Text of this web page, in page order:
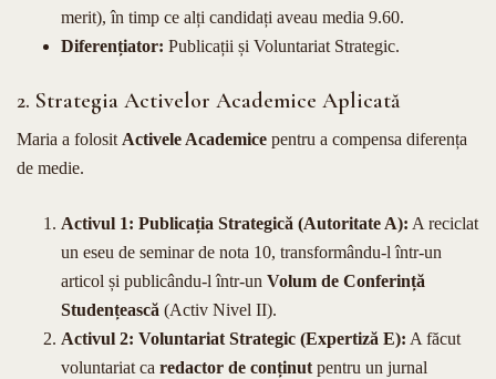
merit), în timp ce alți candidați aveau media 9.60.
Diferențiator: Publicații și Voluntariat Strategic.
2. Strategia Activelor Academice Aplicată
Maria a folosit Activele Academice pentru a compensa diferența
de medie.
Activul 1: Publicația Strategică (Autoritate A): A reciclat
un eseu de seminar de nota 10, transformându-l într-un
articol și publicându-l într-un Volum de Conferință
Studențească (Activ Nivel II).
Activul 2: Voluntariat Strategic (Expertiză E): A făcut
voluntariat ca redactor de conținut pentru un jurnal